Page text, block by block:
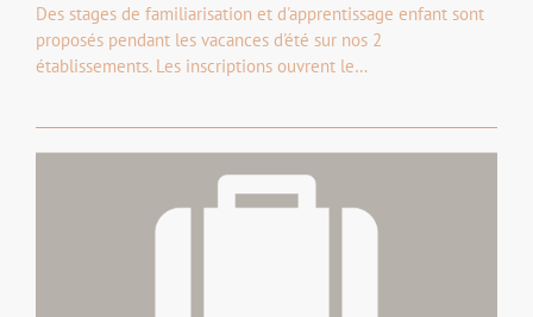
Des stages de familiarisation et d'apprentissage enfant sont
proposés pendant les vacances d'été sur nos 2
établissements. Les inscriptions ouvrent le…